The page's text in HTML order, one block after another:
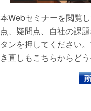
本Webセミナーを閲覧
点、疑問点、自社の課
タンを押してください
き直しもこちらからどう